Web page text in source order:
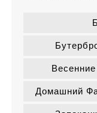
Домашний